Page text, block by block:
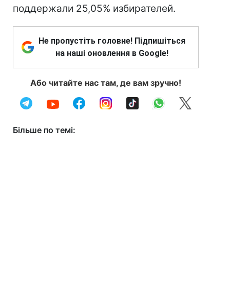
поддержали 25,05% избирателей.
Не пропустіть головне! Підпишіться
на наші оновлення в Google!
Або читайте нас там, де вам зручно!
Більше по темі: